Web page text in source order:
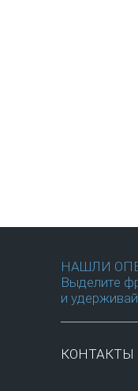
НАШЛИ
Выделите
и
КОНТАКТЫ